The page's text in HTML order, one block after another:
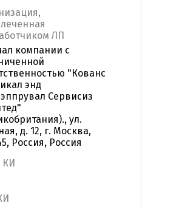
ЛП
компании с
"Кованс
энд
Сервисиз
ул.
д. 12, г. Москва,
Россия, Россия
КИ